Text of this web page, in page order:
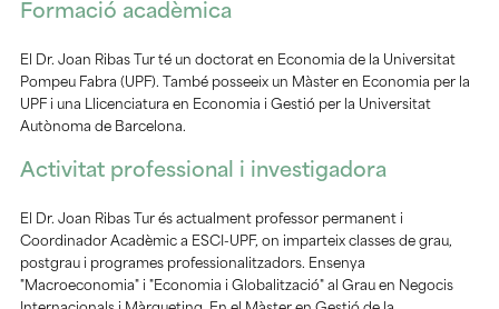
Formació acadèmica
El Dr. Joan Ribas Tur té un doctorat en Economia de la Universitat
Pompeu Fabra (UPF). També posseeix un Màster en Economia per la
UPF i una Llicenciatura en Economia i Gestió per la Universitat
Autònoma de Barcelona.
Activitat professional i investigadora
El Dr. Joan Ribas Tur és actualment professor permanent i
Coordinador Acadèmic a ESCI-UPF, on imparteix classes de grau,
postgrau i programes professionalitzadors. Ensenya
"Macroeconomia" i "Economia i Globalització" al Grau en Negocis